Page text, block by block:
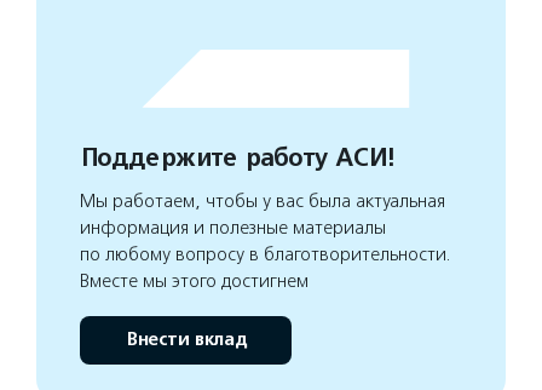
Поддержите работу АСИ!
Мы работаем, чтобы у вас была актуальная
информация и полезные материалы
по любому вопросу в благотворительности.
Вместе мы этого достигнем
Внести вклад